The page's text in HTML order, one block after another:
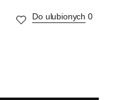
Do ulubionych 0